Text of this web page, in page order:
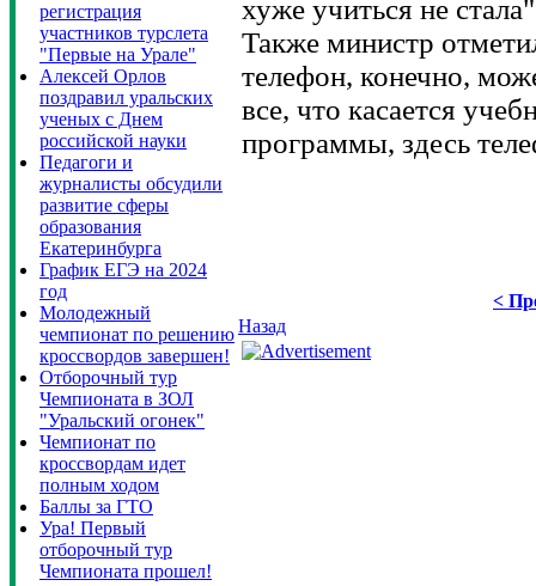
регистрация
участников турслета
"Первые на Урале"
Алексей Орлов
поздравил уральских
ученых с Днем
российской науки
Педагоги и
журналисты обсудили
развитие сферы
образования
Екатеринбурга
График ЕГЭ на 2024
год
Молодежный
чемпионат по решению
кроссвордов завершен!
Отборочный тур
Чемпионата в ЗОЛ
"Уральский огонек"
Чемпионат по
кроссвордам идет
полным ходом
Баллы за ГТО
Ура! Первый
отборочный тур
Чемпионата прошел!
хуже учиться не
Также министр
телефон, конечно,
все, что касается
программы, здесь
<
Назад